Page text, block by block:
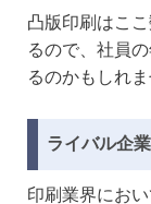
凸版印刷はこ
るので、社員
るのかもしれま
ライバル企
印刷業界にお